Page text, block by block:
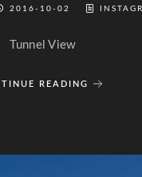
2016-10-02
Tunnel View
READING